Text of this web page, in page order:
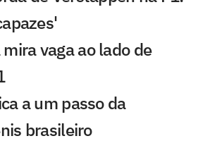
vaga ao lado de
a um passo da
brasileiro